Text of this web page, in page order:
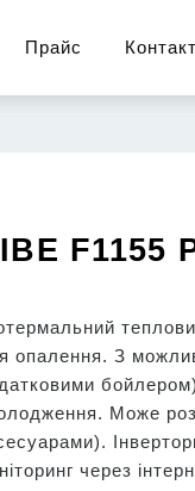
Прайс
F1155
опалення. З
Може
через